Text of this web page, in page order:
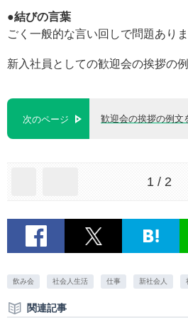
●結びの言葉
ごく一般的な言い回しで問題ありま
新入社員としての歓迎会の挨拶の
次のページ 歓迎会の挨拶の例文
1 / 2
飲み会 社会人生活 仕事 新社会人
関連記事